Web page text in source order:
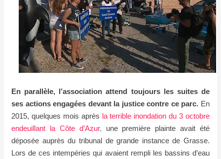
En parallèle, l’association attend toujours les suites de
ses actions engagées devant la justice contre ce parc. En
2015, quelques mois après la terrible inondation du 3 octobre
endeuillant la Côte d’Azur, une première plainte avait été
déposée auprès du tribunal de grande instance de Grasse.
Lors de ces intempéries qui avaient rempli les bassins d’eau